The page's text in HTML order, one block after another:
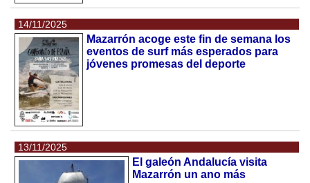
14/11/2025
Mazarrón acoge este fin de semana los
eventos de surf más esperados para
jóvenes promesas del deporte
13/11/2025
El galeón Andalucía visita
Mazarrón un ano más